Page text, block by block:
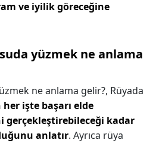
ve iyilik göreceğine
yüzmek ne anlama
ne anlama gelir?, Rüyada
işte başarı elde
gerçekleştirebileceği kadar
anlatır. Ayrıca rüya